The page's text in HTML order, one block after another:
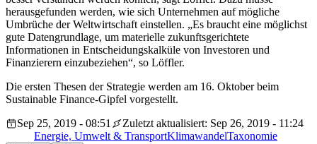
herausgefunden werden, wie sich Unternehmen auf mögliche
Umbrüche der Weltwirtschaft einstellen. „Es braucht eine möglichst
gute Datengrundlage, um materielle zukunftsgerichtete
Informationen in Entscheidungskalküle von Investoren und
Finanzierern einzubeziehen“, so Löffler.
Die ersten Thesen der Strategie werden am 16. Oktober beim
Sustainable Finance-Gipfel vorgestellt.
Sep 25, 2019 - 08:51
Zuletzt aktualisiert: Sep 26, 2019 - 11:24
Energie, Umwelt & TransportKlimawandelTaxonomie